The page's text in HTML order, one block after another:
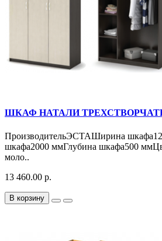
ШКАФ НАТАЛИ
ПроизводительЭСТАШирина
шкафа2000 ммГлубина шкафа500
моло..
13 460.00 р.
В корзину